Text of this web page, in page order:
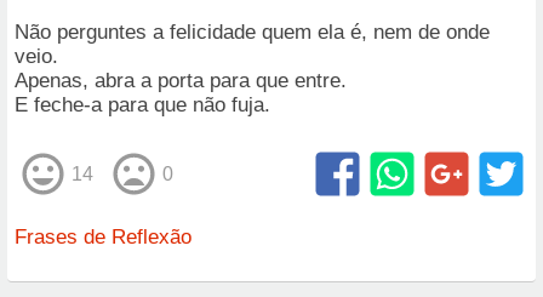
Não perguntes a felicidade quem ela é, nem de onde
veio.
Apenas, abra a porta para que entre.
E feche-a para que não fuja.
14 0
Frases de Reflexão